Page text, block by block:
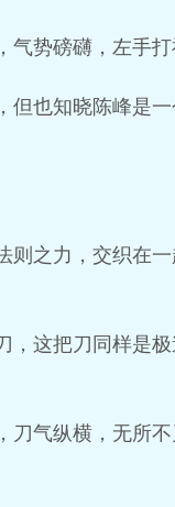
势磅礴，左手打
也知晓陈峰是
之力，交织在
这把刀同样是
气纵横，无所